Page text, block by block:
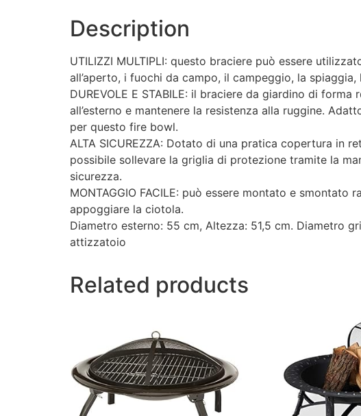
Description
UTILIZZI MULTIPLI: questo braciere può essere
all’aperto, i fuochi da campo, il campeggio, la
DUREVOLE E STABILE: il braciere da giardino di
all’esterno e mantenere la resistenza alla ruggine.
per questo fire bowl.
ALTA SICUREZZA: Dotato di una pratica copertura in
possibile sollevare la griglia di protezione tramite la
sicurezza.
MONTAGGIO FACILE: può essere montato e
appoggiare la ciotola.
Diametro esterno: 55 cm, Altezza: 51,5 cm. Diametro
attizzatoio
Related products